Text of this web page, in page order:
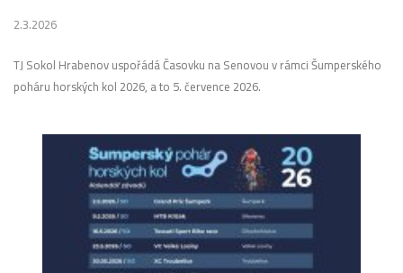
2.3.2026
TJ Sokol Hrabenov uspořádá Časovku na Senovou v rámci Šumperského
poháru horských kol 2026, a to 5. července 2026.